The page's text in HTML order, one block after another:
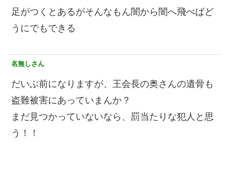
足がつくとあるがそんなもん闇から闇へ飛べばど
うにでもできる
名無しさん
だいぶ前になりますが、王会長の奥さんの遺骨も
盗難被害にあっていまんか？
まだ見つかっていないなら、罰当たりな犯人と思
う！！